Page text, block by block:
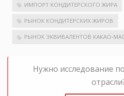
ИМПОРТ КОНДИТЕРСКОГО ЖИРА
РЫНОК КОНДИТЕРСКИХ ЖИРОВ
РЫНОК ЭКВИВАЛЕНТОВ КАКАО-
Нужно исследование